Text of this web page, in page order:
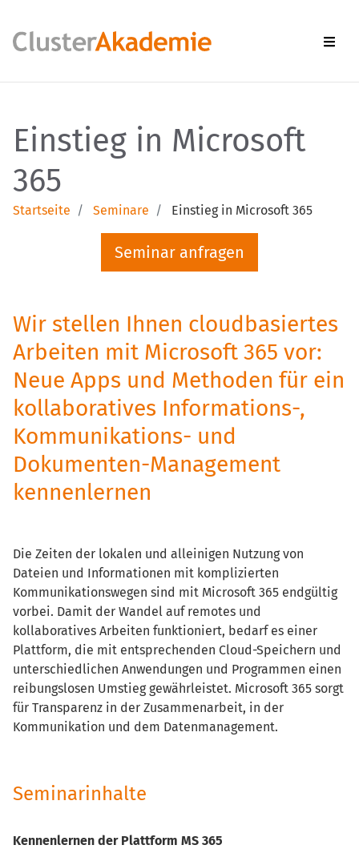
Einstieg in Microsoft
365
Startseite Seminare Einstieg in Microsoft 365
Seminar anfragen
Wir stellen Ihnen cloudbasiertes
Arbeiten mit Microsoft 365 vor:
Neue Apps und Methoden für ein
kollaboratives Informations-,
Kommunikations- und
Dokumenten-Management
kennenlernen
Die Zeiten der lokalen und alleinigen Nutzung von
Dateien und Informationen mit komplizierten
Kommunikationswegen sind mit Microsoft 365 endgültig
vorbei. Damit der Wandel auf remotes und
kollaboratives Arbeiten funktioniert, bedarf es einer
Plattform, die mit entsprechenden Cloud-Speichern und
unterschiedlichen Anwendungen und Programmen einen
reibungslosen Umstieg gewährleistet. Microsoft 365 sorgt
für Transparenz in der Zusammenarbeit, in der
Kommunikation und dem Datenmanagement.
Seminarinhalte
Kennenlernen der Plattform MS 365